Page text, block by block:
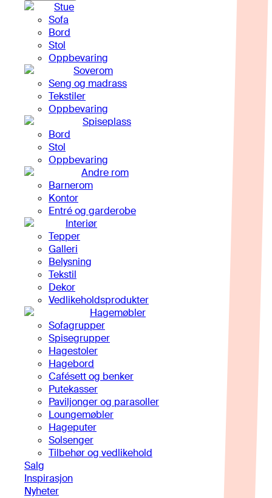
Stue
Sofa
Bord
Stol
Oppbevaring
Soverom
Seng og madrass
Tekstiler
Oppbevaring
Spiseplass
Bord
Stol
Oppbevaring
Andre rom
Barnerom
Kontor
Entré og garderobe
Interiør
Tepper
Galleri
Belysning
Tekstil
Dekor
Vedlikeholdsprodukter
Hagemøbler
Sofagrupper
Spisegrupper
Hagestoler
Hagebord
Cafésett og benker
Putekasser
Paviljonger og parasoller
Loungemøbler
Hageputer
Solsenger
Tilbehør og vedlikehold
Salg
Inspirasjon
Nyheter